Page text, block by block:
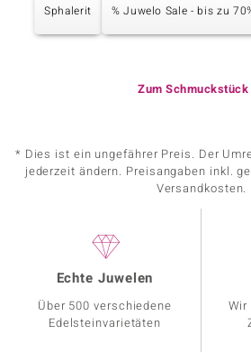
Sphalerit % Juwelo Sale - bis zu
Zum Schmuckstück
* Dies ist ein ungefährer Preis. Der
jederzeit ändern. Preisangaben inkl.
Versandkosten.
Echte Juwelen
Über 500 verschiedene
Edelsteinvarietäten